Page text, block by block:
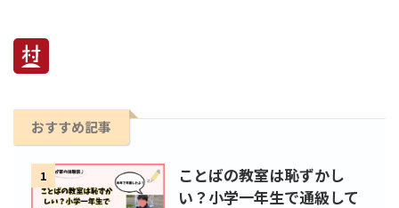
おすすめ記事
1
ことばの教室は恥ずかし
い？小学一年生で通級して